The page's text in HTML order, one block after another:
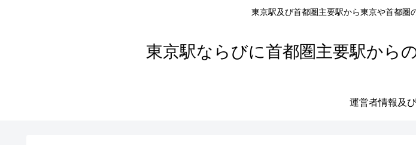
東京駅及び首都圏主要駅から東京や首都圏
東京駅ならびに首都圏主要駅から